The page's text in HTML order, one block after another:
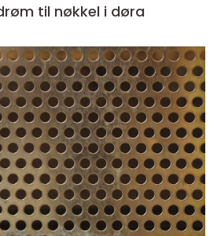
bolig fra drøm til nøkkel i døra